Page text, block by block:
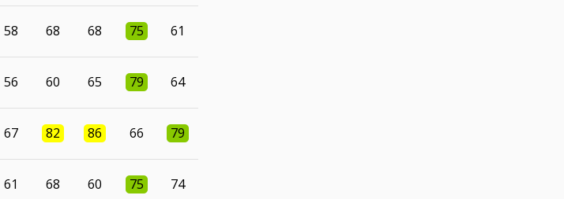
58 68 68 75 61
56 60 65 79 64
67 82 86 66 79
61 68 60 75 74